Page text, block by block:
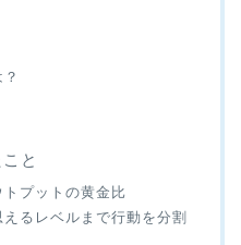
と
プットの黄金比
るレベルまで行動を分割